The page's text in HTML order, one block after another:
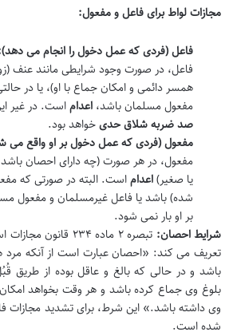
مجازات لواط برای فاعل و مفعول:
فاعل (فردی که عمل دخول را انجام می
فاعل، در صورت وجود شرایطی مانند عنف
همسر دائمی و امکان جماع با او)، یا در
مفعول مسلمان باشد، اعداماست. در غیر
صد ضربه شلاق حدیخواهد بود.
مفعول (فردی که عمل دخول بر او واقع می
مفعول، در هر صورت (چه دارای احصان باشد
یا صغیر)اعداماست. البته در صورتی که
شده) باشد یا فاعل غیرمسلمان و مفعول
بر او بار نمی شود.
شرایط احصان:
تبصره ۲ ماده ۲۳۴
تعریف می کند: «احصان عبارت است از آنکه مرد
باشد و در حالی که بالغ و عاقل بوده از طریق
بلوغ وی جماع کرده باشد و هر وقت بخواهد
وی داشته باشد.» این شرط، برای تشدید مجازات
شده است.